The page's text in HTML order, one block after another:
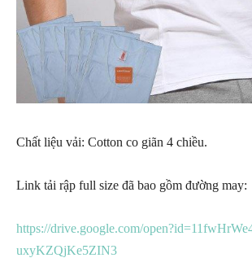
Chất liệu vải: Cotton co giãn 4 chiều.
Link tải rập full size đã bao gồm đường may:
https://drive.google.com/
uxyKZQjKe5ZIN3